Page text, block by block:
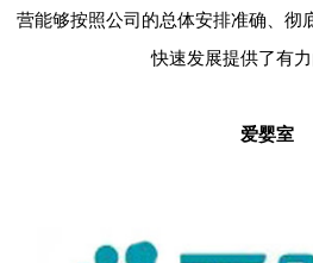
营能够按照公司的总体安排准确、彻
快速发展提供了有力
爱婴室